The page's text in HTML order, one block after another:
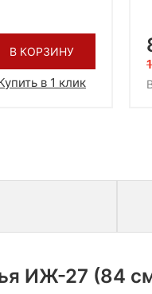
В КОРЗИНУ
в 1 клик
ИЖ-27 (84